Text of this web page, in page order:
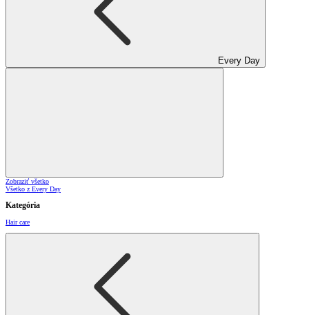
Every Day
Zobraziť všetko
Všetko z Every Day
Kategória
Hair care